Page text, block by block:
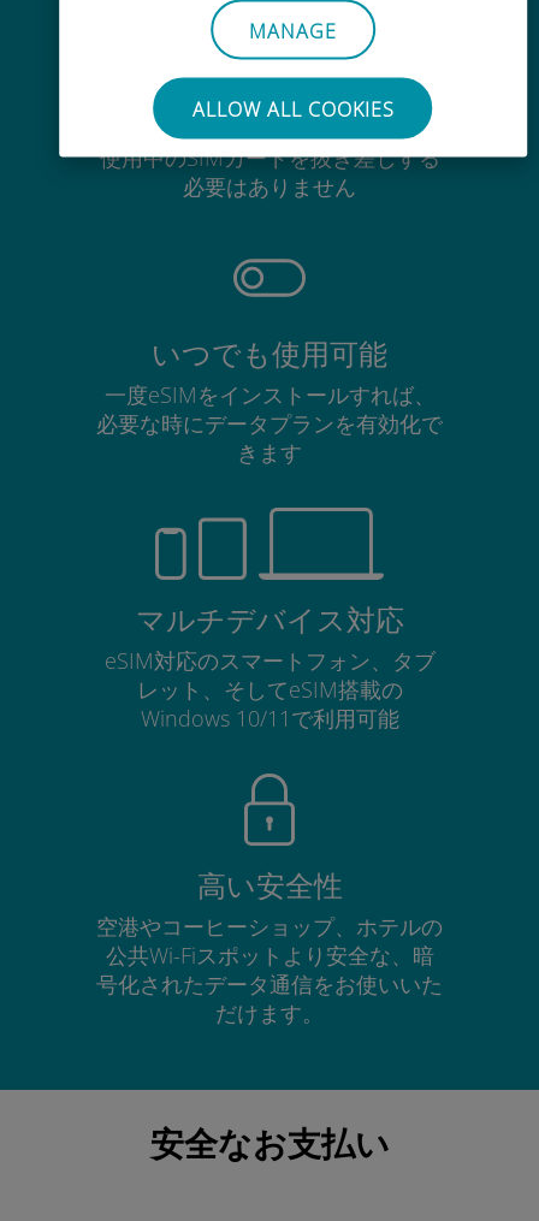
MANAGE
ALLOW ALL COOKIES
手間いらず
使用中のSIMカードを抜き差しする
必要はありません
いつでも使用可能
一度eSIMをインストールすれば、
必要な時にデータプランを有効化で
きます
マルチデバイス対応
eSIM対応のスマートフォン、タブ
レット、そしてeSIM搭載の
Windows 10/11で利用可能
高い安全性
空港やコーヒーショップ、ホテルの
公共Wi-Fiスポットより安全な、暗
号化されたデータ通信をお使いいた
だけます。
安全なお支払い